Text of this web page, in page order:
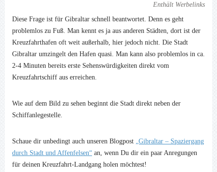
Enthält Werbelinks
Diese Frage ist für Gibraltar schnell beantwortet. Denn es geht
problemlos zu Fuß. Man kennt es ja aus anderen Städten, dort ist der
Kreuzfahrthafen oft weit außerhalb, hier jedoch nicht. Die Stadt
Gibraltar umzingelt den Hafen quasi. Man kann also problemlos in ca.
2-4 Minuten bereits erste Sehenswürdigkeiten direkt vom
Kreuzfahrtschiff aus erreichen.
Wie auf dem Bild zu sehen beginnt die Stadt direkt neben der
Schiffanlegestelle.
Schaue dir unbedingt auch unseren Blogpost „Gibraltar – Spaziergang
durch Stadt und Affenfelsen“ an, wenn Du dir ein paar Anregungen
für deinen Kreuzfahrt-Landgang holen möchtest!